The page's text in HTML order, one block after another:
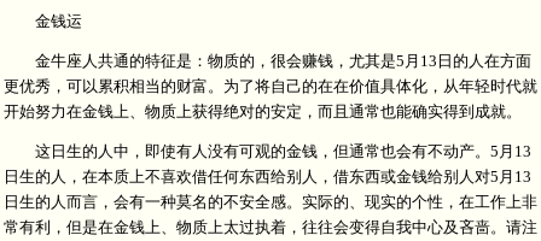
金钱运
金牛座人共通的特征是：物质的，很会赚钱，尤其是5月13日的人在方面
更优秀，可以累积相当的财富。为了将自己的在在价值具体化，从年轻时代就
开始努力在金钱上、物质上获得绝对的安定，而且通常也能确实得到成就。
这日生的人中，即使有人没有可观的金钱，但通常也会有不动产。5月13
日生的人，在本质上不喜欢借任何东西给别人，借东西或金钱给别人对5月13
日生的人而言，会有一种莫名的不安全感。实际的、现实的个性，在工作上非
常有利，但是在金钱上、物质上太过执着，往往会变得自我中心及吝啬。请注